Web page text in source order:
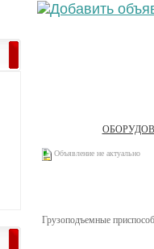
Объявление не актуально
Грузоподъемные